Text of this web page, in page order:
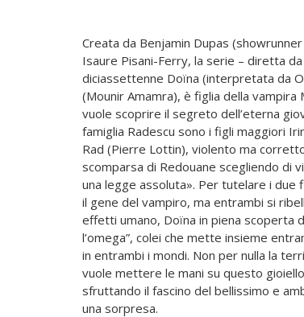
Creata da Benjamin Dupas
Isaure Pisani-Ferry, la serie – diretta
diciassettenne Doïna (interpretata da
(Mounir Amamra), è figlia della vampira
vuole scoprire il segreto dell’eterna
famiglia Radescu sono i figli maggiori
Rad (Pierre Lottin), violento ma
scomparsa di Redouane scegliendo di
una legge assoluta». Per tutelare i due
il gene del vampiro, ma entrambi si
effetti umano, Doïna in piena scoperta
l’omega”, colei che mette insieme
in entrambi i mondi. Non per nulla la
vuole mettere le mani su questo
sfruttando il fascino del bellissimo e
una sorpresa.